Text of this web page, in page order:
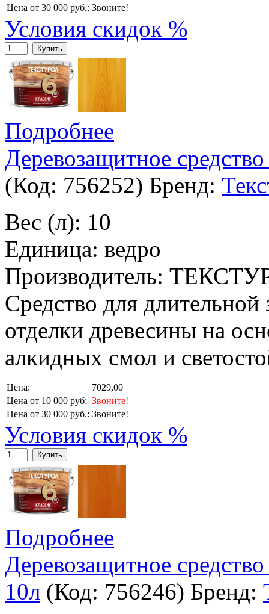
Цена от 30 000 руб.: Звоните!
Условия скидок %
Купить
Подробнее
Деревозащитное
(Код: 756252) Бренд:
Вес (л): 10
Единица: ведро
Производитель:
Средство для
отделки древесины на
алкидных смол и
Цена:
7029,00
Цена от 10 000 руб: Звоните!
Цена от 30 000 руб.: Звоните!
Условия скидок %
Купить
Подробнее
Деревозащитное
10л (Код: 756246) Бренд: